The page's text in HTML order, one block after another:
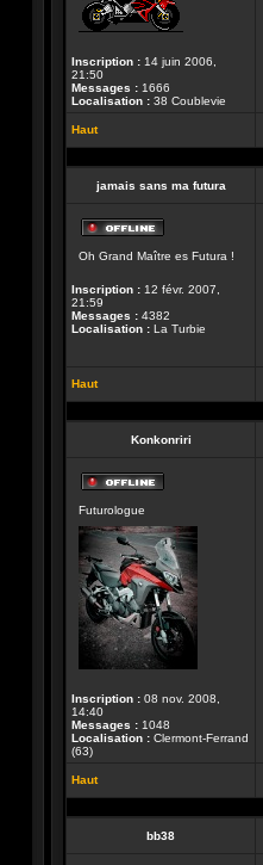
Inscription : 14 juin 2006,
21:50
Messages : 1666
Localisation : 38 Coublevie
Haut
jamais sans ma futura
ligne
Oh Grand Maître es Futura !
Inscription : 12 févr. 2007,
21:59
Messages : 4382
Localisation : La Turbie
Haut
Konkonriri
Futurologue
Inscription : 08 nov. 2008,
14:40
Messages : 1048
Localisation : Clermont-Ferrand
(63)
Haut
bb38